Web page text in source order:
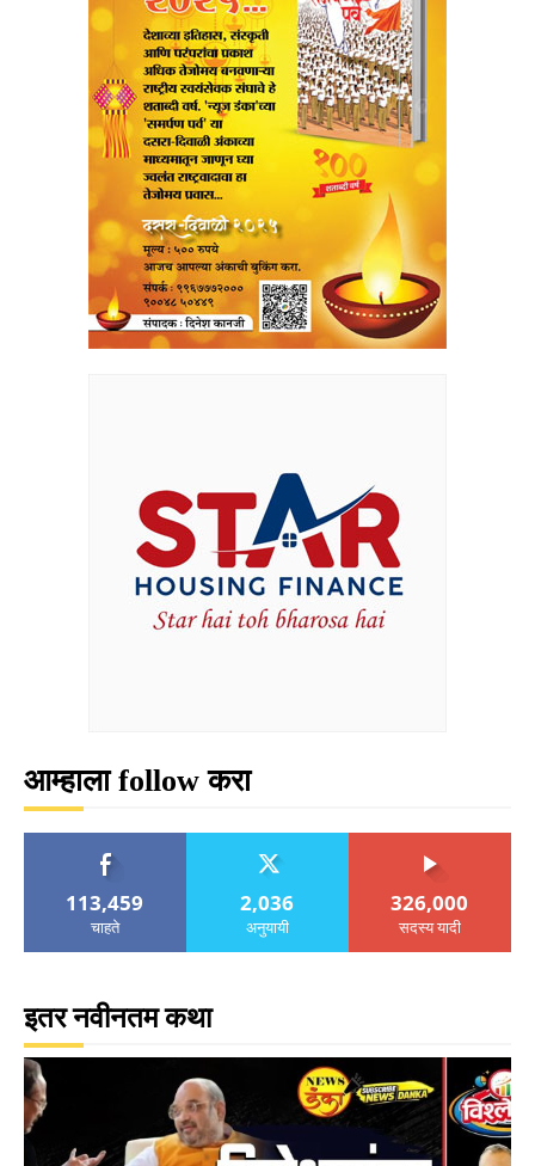
आम्हाला follow करा
113,459
चाहते
2,036
अनुयायी
326,000
सदस्य यादी
इतर नवीनतम कथा